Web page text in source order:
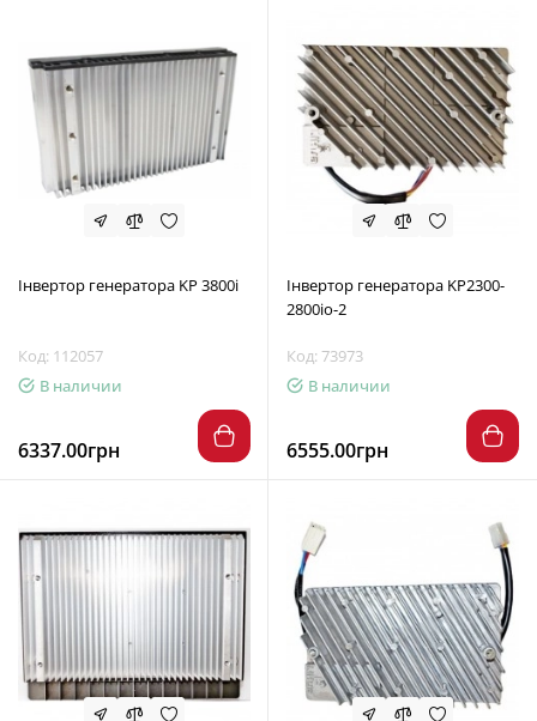
Інвертор генератора KP 3800i
Код: 112057
В наличии
6337.00грн
Інвертор генератора KP2300-
2800io-2
Код: 73973
В наличии
6555.00грн